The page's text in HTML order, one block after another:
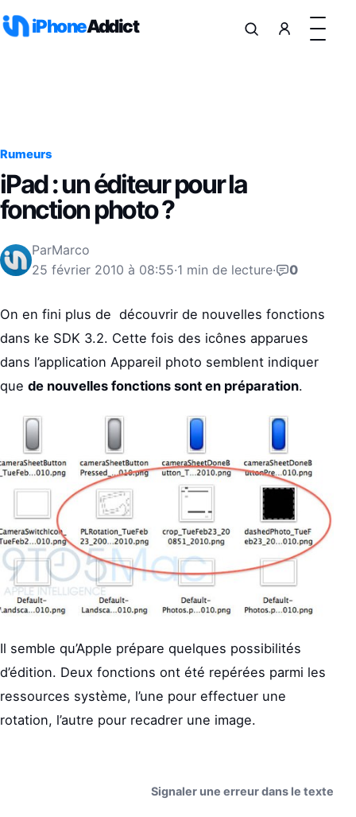
iPhoneAddict
Rumeurs
iPad : un éditeur pour la
fonction photo ?
ParMarco
25 février 2010 à 08:55·1 min de lecture· 0
On en fini plus de découvrir de nouvelles fonctions
dans ke SDK 3.2. Cette fois des icônes apparues
dans l’application Appareil photo semblent indiquer
que de nouvelles fonctions sont en préparation.
Il semble qu’Apple prépare quelques possibilités
d’édition. Deux fonctions ont été repérées parmi les
ressources système, l’une pour effectuer une
rotation, l’autre pour recadrer une image.
Signaler une erreur dans le texte